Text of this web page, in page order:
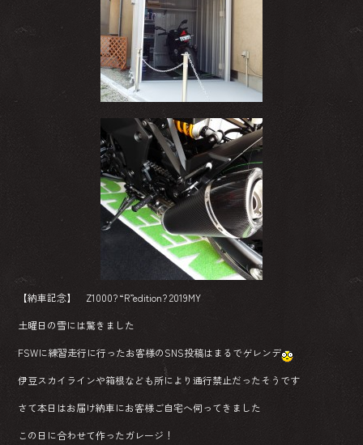
【納車記念】 Z1000? “R”edition? 2019MY
土曜日の雪には驚きました
FSWに練習走行に行ったお客様のSNS投稿はまるでゲレンデ
伊豆スカイラインや箱根なども所により通行禁止だったそうです
さて本日はお届け納車にお客様ご自宅へ伺ってきました
この日に合わせて作ったガレージ！